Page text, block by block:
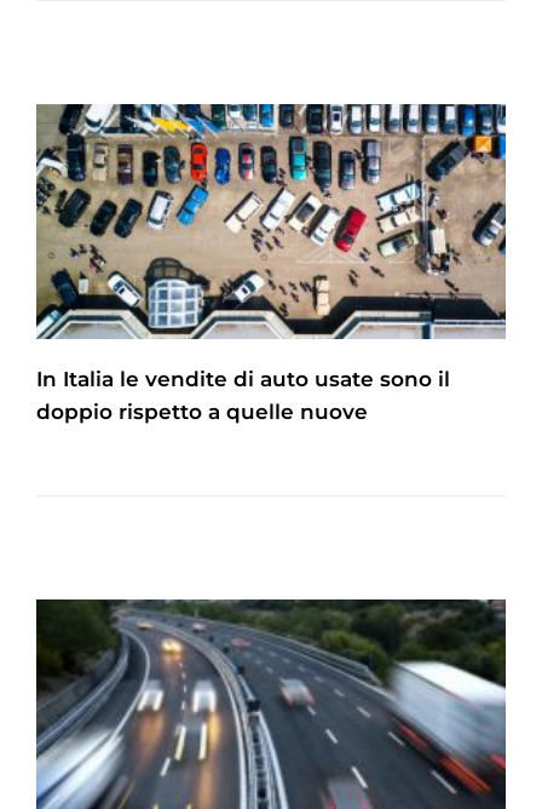
In Italia le vendite di auto usate sono il
doppio rispetto a quelle nuove